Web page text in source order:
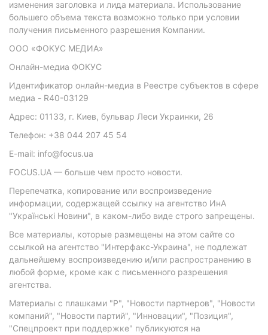
изменения заголовка и лида материала. Использование
большего объема текста возможно только при условии
получения письменного разрешения Компании.
ООО «ФОКУС МЕДИА»
Онлайн-медиа ФОКУС
Идентификатор онлайн-медиа в Реестре субъектов в сфере
медиа - R40-03129
Адрес: 01133, г. Киев, бульвар Леси Украинки, 26
Телефон: +38 044 207 45 54
E-mail: info@focus.ua
FOCUS.UA — больше чем просто новости.
Перепечатка, копирование или воспроизведение
информации, содержащей ссылку на агентство ИнА
"Українські Новини", в каком-либо виде строго запрещены.
Все материалы, которые размещены на этом сайте со
ссылкой на агентство "Интерфакс-Украина", не подлежат
дальнейшему воспроизведению и/или распространению в
любой форме, кроме как с письменного разрешения
агентства.
Материалы с плашками "Р", "Новости партнеров", "Новости
компаний", "Новости партий", "Инновации", "Позиция",
"Спецпроект при поддержке" публикуются на